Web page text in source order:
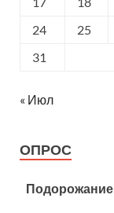
24
25
31
« Июл
ОПРОС
Подорожание